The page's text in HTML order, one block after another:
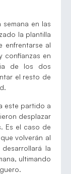
en las
la plantilla
enfrentarse al
confianzas en
de los dos
el resto de
este partido a
desplazar
Es el caso de
volverán al
la
ultimando